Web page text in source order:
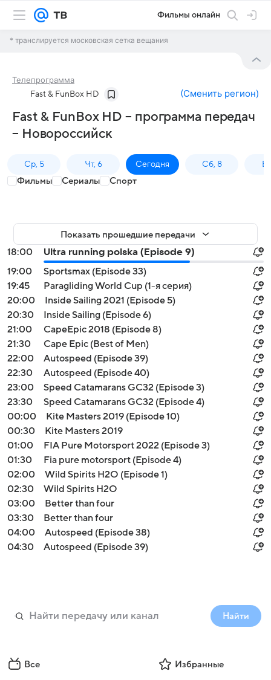
Фильмы онлайн
* транслируется московская сетка вещания
Телепрограмма
Fast & FunBox HD (Сменить регион)
Fast & FunBox HD – программа передач
– Новороссийск
Ср, 5 Чт, 6 Сегодня Сб, 8
Фильмы Сериалы Спорт
Показать прошедшие передачи
18:00
Ultra running polska (Episode 9)
19:00
Sportsmax (Episode 33)
19:45
Paragliding World Cup (1-я серия)
20:00
Inside Sailing 2021 (Episode 5)
20:30
Inside Sailing (Episode 6)
21:00
CapeEpic 2018 (Episode 8)
21:30
Cape Epic (Best of Men)
22:00
Autospeed (Episode 39)
22:30
Autospeed (Episode 40)
23:00
Speed Catamarans GC32 (Episode 3)
23:30
Speed Catamarans GC32 (Episode 4)
00:00
Kite Masters 2019 (Episode 10)
00:30
Kite Masters 2019
01:00
FIA Pure Motorsport 2022 (Episode 3)
01:30
Fia pure motorsport (Episode 4)
02:00
Wild Spirits H2O (Episode 1)
02:30
Wild Spirits H2O
03:00
Better than four
03:30
Better than four
04:00
Autospeed (Episode 38)
04:30
Autospeed (Episode 39)
Найти
Все Избранные